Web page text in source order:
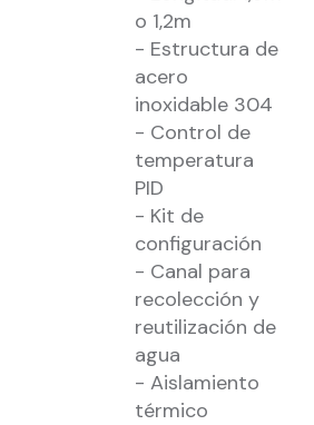
o 1,2m
- Estructura de
acero
inoxidable 304
- Control de
temperatura
PID
- Kit de
configuración
- Canal para
recolección y
reutilización de
agua
- Aislamiento
térmico